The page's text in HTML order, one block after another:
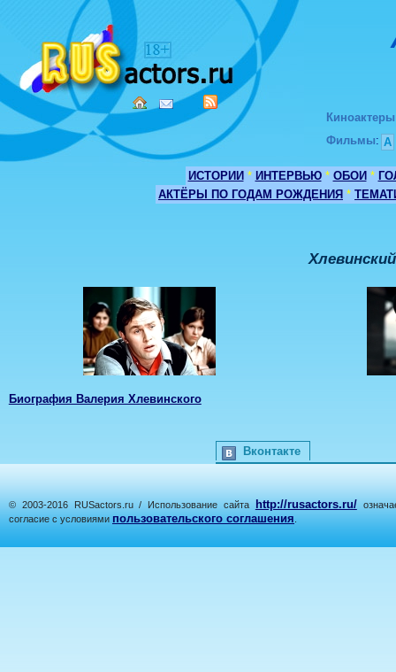
Киноактеры
Фильмы: А
ИСТОРИИ * ИНТЕРВЬЮ * ОБОИ *
АКТЁРЫ ПО ГОДАМ РОЖДЕНИЯ *
Биография Валерия Хлевинского
Вконтакте
© 2003-2016 RUSactors.ru / Использование сайта http://rusactors.ru/
согласие с условиями пользовательского соглашения